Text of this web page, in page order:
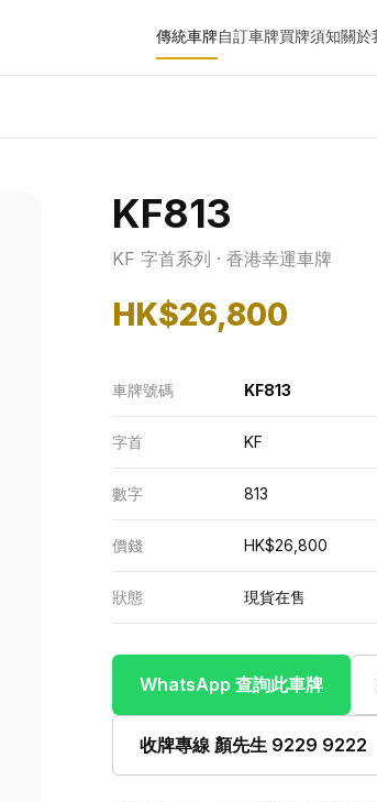
傳統車牌自訂車牌買牌須知關於
KF813
KF 字首系列 · 香港幸運車牌
HK$26,800
車牌號碼 KF813
字首 KF
數字 813
價錢 HK$26,800
狀態 現貨在售
WhatsApp 查詢此車牌
收牌專線 顏先生 9229 9222